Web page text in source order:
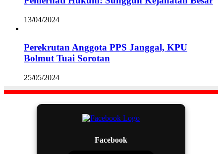
13/04/2024
Perekrutan Anggota PPS Janggal, KPU
Bolmut Tuai Sorotan
25/05/2024
Facebook